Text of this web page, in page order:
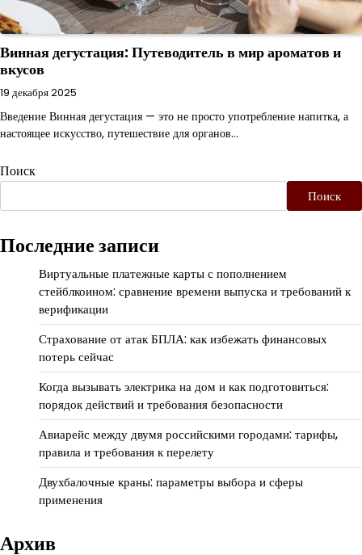
Винная дегустация: Путеводитель в мир ароматов и
вкусов
19 декабря 2025
Введение Винная дегустация — это не просто употребление напитка, а
настоящее искусство, путешествие для органов…
Поиск
Поиск
Последние записи
Виртуальные платежные карты с пополнением
стейблкоином: сравнение времени выпуска и требований к
верификации
Страхование от атак БПЛА: как избежать финансовых
потерь сейчас
Когда вызывать электрика на дом и как подготовиться:
порядок действий и требования безопасности
Авиарейс между двумя российскими городами: тарифы,
правила и требования к перелету
Двухбалочные краны: параметры выбора и сферы
применения
Архив